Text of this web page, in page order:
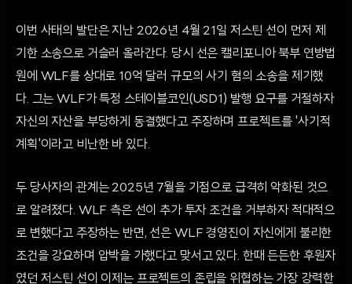
이번 사태의 발단은 지난 2026년 4월 21일 저스틴 선이 먼저 제
기한 소송으로 거슬러 올라간다. 당시 선은 캘리포니아 북부 연방법
원에 WLF를 상대로 10억 달러 규모의 사기 혐의 소송을 제기했
다. 그는 WLF가 특정 스테이블코인(USD1) 발행 요구를 거절하자
자신의 자산을 부당하게 동결했다고 주장하며 프로젝트를 '사기적
계획'이라고 비난한 바 있다.
두 당사자의 관계는 2025년 7월을 기점으로 급격히 악화된 것으
로 알려졌다. WLF 측은 선이 추가 투자 조건을 거부하자 적대적으
로 변했다고 주장하는 반면, 선은 WLF 경영진이 자신에게 불리한
조건을 강요하며 압박을 가했다고 맞서고 있다. 한때 든든한 후원자
였던 저스틴 선이 이제는 프로젝트의 존립을 위협하는 가장 강력한